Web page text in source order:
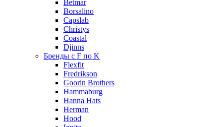
Betmar
Borsalino
Capslab
Christys
Coastal
Djinns
Бренды с F по K
Flexfit
Fredrikson
Goorin Brothers
Hammaburg
Hanna Hats
Herman
Hood